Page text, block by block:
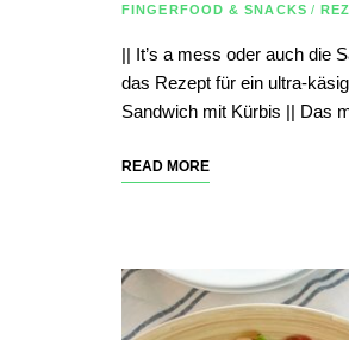
FINGERFOOD & SNACKS /
|| It’s a mess oder auch die
das Rezept für ein ultra-
Sandwich mit Kürbis || Das
READ MORE